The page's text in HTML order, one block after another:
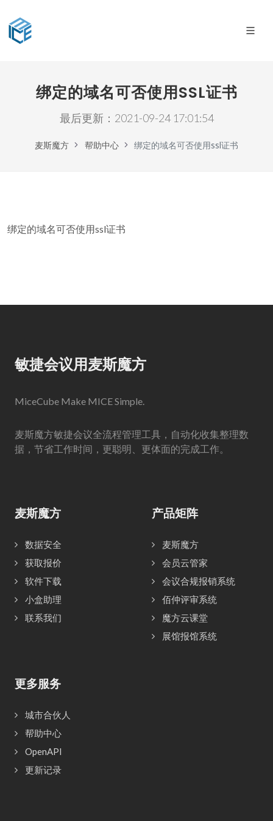
绑定的域名可否使用SSL证书
最后更新：2021-09-24 17:01:54
麦斯魔方 帮助中心 绑定的域名可否使用ssl证书
绑定的域名可否使用ssl证书
敏捷会议用麦斯魔方
MiceCube Make MICE Simple.
麦斯魔方敏捷会议全流程管理工具，自动化收集整理数
据，节省工作时间，更聪明、更体面的完成工作。
麦斯魔方
数据安全
获取报价
软件下载
小盒助理
联系我们
产品矩阵
麦斯魔方
会员云管家
会议合规报销系统
佰仲评审系统
魔方云课堂
展馆报馆系统
更多服务
城市合伙人
帮助中心
OpenAPI
更新记录